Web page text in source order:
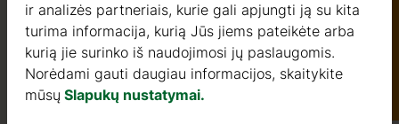
ir analizės partneriais, kurie gali apjungti ją su kita
turima informacija, kurią Jūs jiems pateikėte arba
kurią jie surinko iš naudojimosi jų paslaugomis.
Norėdami gauti daugiau informacijos, skaitykite
mūsų Slapukų nustatymai.